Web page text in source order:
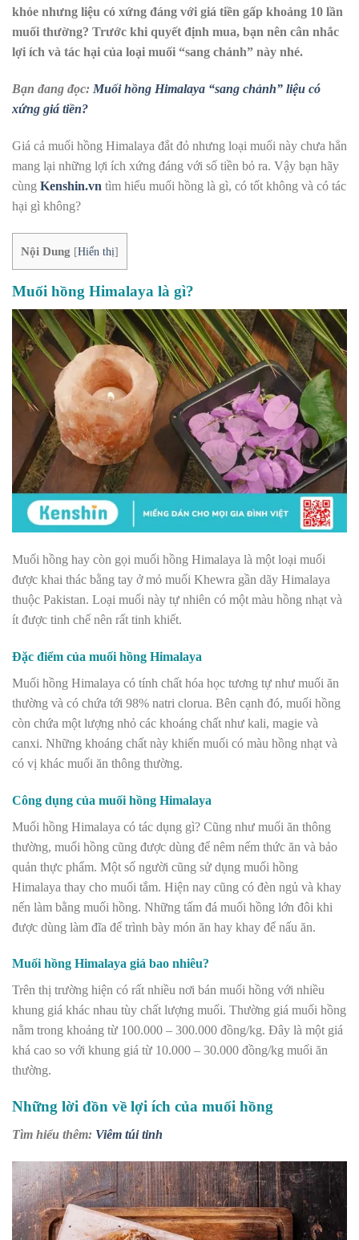
khỏe nhưng liệu có xứng đáng với giá tiền gấp khoảng 10 lần
muối thường? Trước khi quyết định mua, bạn nên cân nhắc
lợi ích và tác hại của loại muối “sang chảnh” này nhé.
Bạn đang đọc: Muối hồng Himalaya “sang chảnh” liệu có
xứng giá tiền?
Giá cả muối hồng Himalaya đắt đỏ nhưng loại muối này chưa hẳn
mang lại những lợi ích xứng đáng với số tiền bỏ ra. Vậy bạn hãy
cùng Kenshin.vn tìm hiểu muối hồng là gì, có tốt không và có tác
hại gì không?
Nội Dung [Hiển thị]
Muối hồng Himalaya là gì?
Muối hồng hay còn gọi muối hồng Himalaya là một loại muối
được khai thác bằng tay ở mỏ muối Khewra gần dãy Himalaya
thuộc Pakistan. Loại muối này tự nhiên có một màu hồng nhạt và
ít được tinh chế nên rất tinh khiết.
Đặc điểm của muối hồng Himalaya
Muối hồng Himalaya có tính chất hóa học tương tự như muối ăn
thường và có chứa tới 98% natri clorua. Bên cạnh đó, muối hồng
còn chứa một lượng nhỏ các khoáng chất như kali, magie và
canxi. Những khoáng chất này khiến muối có màu hồng nhạt và
có vị khác muối ăn thông thường.
Công dụng của muối hồng Himalaya
Muối hồng Himalaya có tác dụng gì? Cũng như muối ăn thông
thường, muối hồng cũng được dùng để nêm nếm thức ăn và bảo
quản thực phẩm. Một số người cũng sử dụng muối hồng
Himalaya thay cho muối tắm. Hiện nay cũng có đèn ngủ và khay
nến làm bằng muối hồng. Những tấm đá muối hồng lớn đôi khi
được dùng làm đĩa để trình bày món ăn hay khay để nấu ăn.
Muối hồng Himalaya giá bao nhiêu?
Trên thị trường hiện có rất nhiều nơi bán muối hồng với nhiều
khung giá khác nhau tùy chất lượng muối. Thường giá muối hồng
nằm trong khoảng từ 100.000 – 300.000 đồng/kg. Đây là một giá
khá cao so với khung giá từ 10.000 – 30.000 đồng/kg muối ăn
thường.
Những lời đồn về lợi ích của muối hồng
Tìm hiểu thêm: Viêm túi tinh